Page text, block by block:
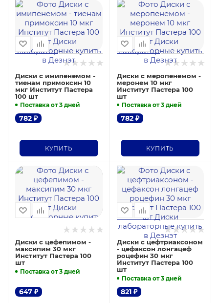
Диски с имипенемом -
тиенам примоксин 10
мкг Институт Пастера
100 шт
Поставка от 3 дней
782 ₽
КУПИТЬ
Диски с меропенемом -
меронем 10 мкг
Институт Пастера 100
шт
Поставка от 3 дней
782₽
КУПИТЬ
Диски с цефепимом -
максипим 30 мкг
Институт Пастера 100
шт
Поставка от 3 дней
647 ₽
Диски с цефтриаксоном
- цефаксон лонгацеф
роцефин 30 мкг
Институт Пастера 100
шт
Поставка от 3 дней
821₽